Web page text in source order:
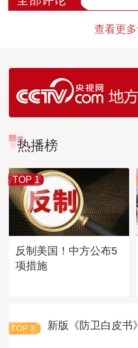
查看更
热播榜
TOP 1
反制美国！中方公布5
项措施
TOP 3 新版《防卫白皮书